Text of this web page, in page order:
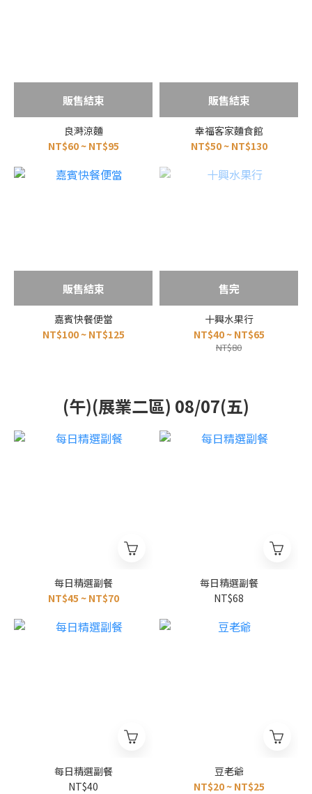
販售結束
良溡涼麵
NT$60 ~ NT$95
販售結束
幸福客家麵食館
NT$50 ~ NT$130
販售結束
嘉賓快餐便當
NT$100 ~ NT$125
售完
十興水果行
NT$40 ~ NT$65
NT$80
(午)(展業二區) 08/07(五)
每日精選副餐
NT$45 ~ NT$70
每日精選副餐
NT$68
每日精選副餐
NT$40
豆老爺
NT$20 ~ NT$25